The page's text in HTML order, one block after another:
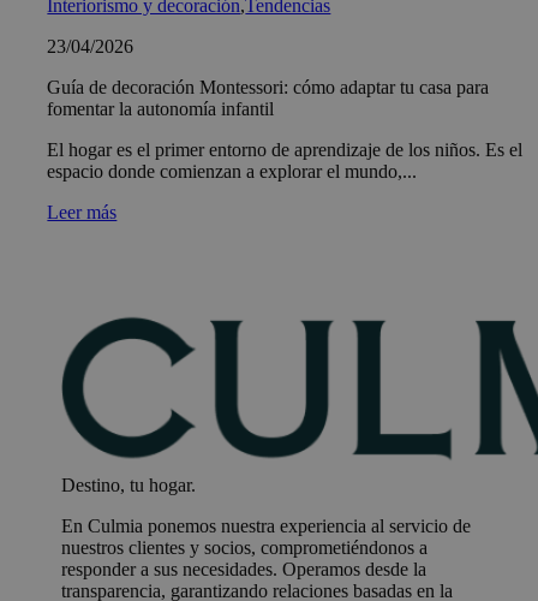
Interiorismo y decoración,Tendencias
23/04/2026
Guía de decoración Montessori: cómo adaptar tu casa para
fomentar la autonomía infantil
El hogar es el primer entorno de aprendizaje de los niños. Es el
espacio donde comienzan a explorar el mundo,...
Leer más
Destino, tu hogar.
En Culmia ponemos nuestra experiencia al servicio de
nuestros clientes y socios, comprometiéndonos a
responder a sus necesidades. Operamos desde la
transparencia, garantizando relaciones basadas en la